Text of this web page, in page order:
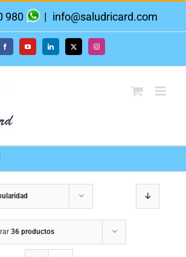
980 | info@saludricard.com
FacebookYouTube LinkedIn X Instagram
36 productos